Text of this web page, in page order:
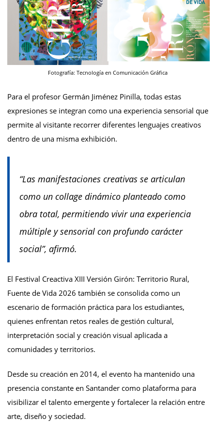
Fotografía: Tecnología en Comunicación Gráfica
Para el profesor Germán Jiménez Pinilla, todas estas
expresiones se integran como una experiencia sensorial que
permite al visitante recorrer diferentes lenguajes creativos
dentro de una misma exhibición.
“Las manifestaciones creativas se articulan
como un collage dinámico planteado como
obra total, permitiendo vivir una experiencia
múltiple y sensorial con profundo carácter
social”, afirmó.
El Festival Creactiva XIII Versión Girón: Territorio Rural,
Fuente de Vida 2026 también se consolida como un
escenario de formación práctica para los estudiantes,
quienes enfrentan retos reales de gestión cultural,
interpretación social y creación visual aplicada a
comunidades y territorios.
Desde su creación en 2014, el evento ha mantenido una
presencia constante en Santander como plataforma para
visibilizar el talento emergente y fortalecer la relación entre
arte, diseño y sociedad.